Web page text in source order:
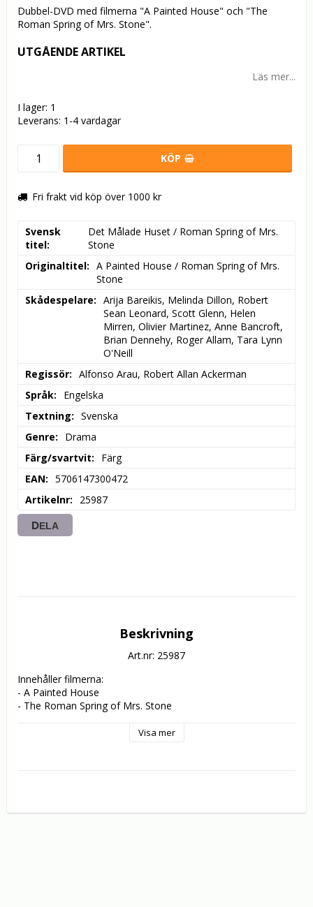
Dubbel-DVD med filmerna "A Painted House" och "The
Roman Spring of Mrs. Stone".
UTGÅENDE ARTIKEL
Läs mer...
I lager: 1
Leverans: 1-4 vardagar
KÖP
Fri frakt vid köp över 1000 kr
Svensk
titel
Det Målade Huset / Roman Spring of Mrs.
Stone
Originaltitel
A Painted House / Roman Spring of Mrs.
Stone
Skådespelare
Arija Bareikis, Melinda Dillon, Robert
Sean Leonard, Scott Glenn, Helen
Mirren, Olivier Martinez, Anne Bancroft,
Brian Dennehy, Roger Allam, Tara Lynn
O'Neill
Regissör
Alfonso Arau, Robert Allan Ackerman
Språk
Engelska
Textning
Svenska
Genre
Drama
Färg/svartvit
Färg
EAN
5706147300472
Artikelnr
25987
DELA
Beskrivning
Art.nr: 25987
Innehåller filmerna:
- A Painted House
- The Roman Spring of Mrs. Stone
Visa mer